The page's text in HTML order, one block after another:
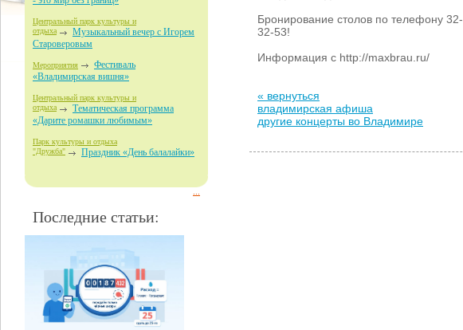
Центральный парк культуры и
отдыха
Музыкальный вечер с Игорем
Староверовым
Мероприятия
Фестиваль
«Владимирская вишня»
Центральный парк культуры и
отдыха
Тематическая программа
«Дарите ромашки любимым»
Парк культуры и отдыха
"Дружба" Праздник «День балалайки»
Последние статьи:
Бронирование столов по телефону 32-
32-53!
Информация с http://maxbrau.ru/
« вернуться
владимирская афиша
другие концерты во Владимире